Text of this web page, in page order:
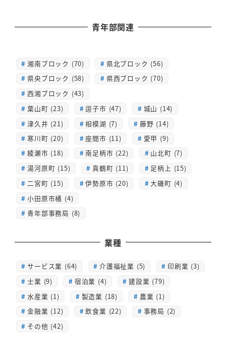
青年部関連
湘南ブロック (70)
県北ブロック (56)
県央ブロック (58)
県西ブロック (70)
西湘ブロック (43)
葉山町 (23)
逗子市 (47)
城山 (14)
津久井 (21)
相模湖 (7)
藤野 (14)
寒川町 (20)
座間市 (11)
愛甲 (9)
綾瀬市 (18)
南足柄市 (22)
山北町 (7)
湯河原町 (15)
真鶴町 (11)
足柄上 (15)
二宮町 (15)
伊勢原市 (20)
大磯町 (4)
小田原市橘 (4)
青年部事務局 (8)
業種
サービス業 (64) 介護福祉業 (5)
印刷業 (3)
士業 (9)
宿泊業 (4)
建設業 (79)
水産業 (1)
製造業 (18)
農業 (1)
金融業 (12)
飲食業 (22)
事務局 (2)
その他 (42)